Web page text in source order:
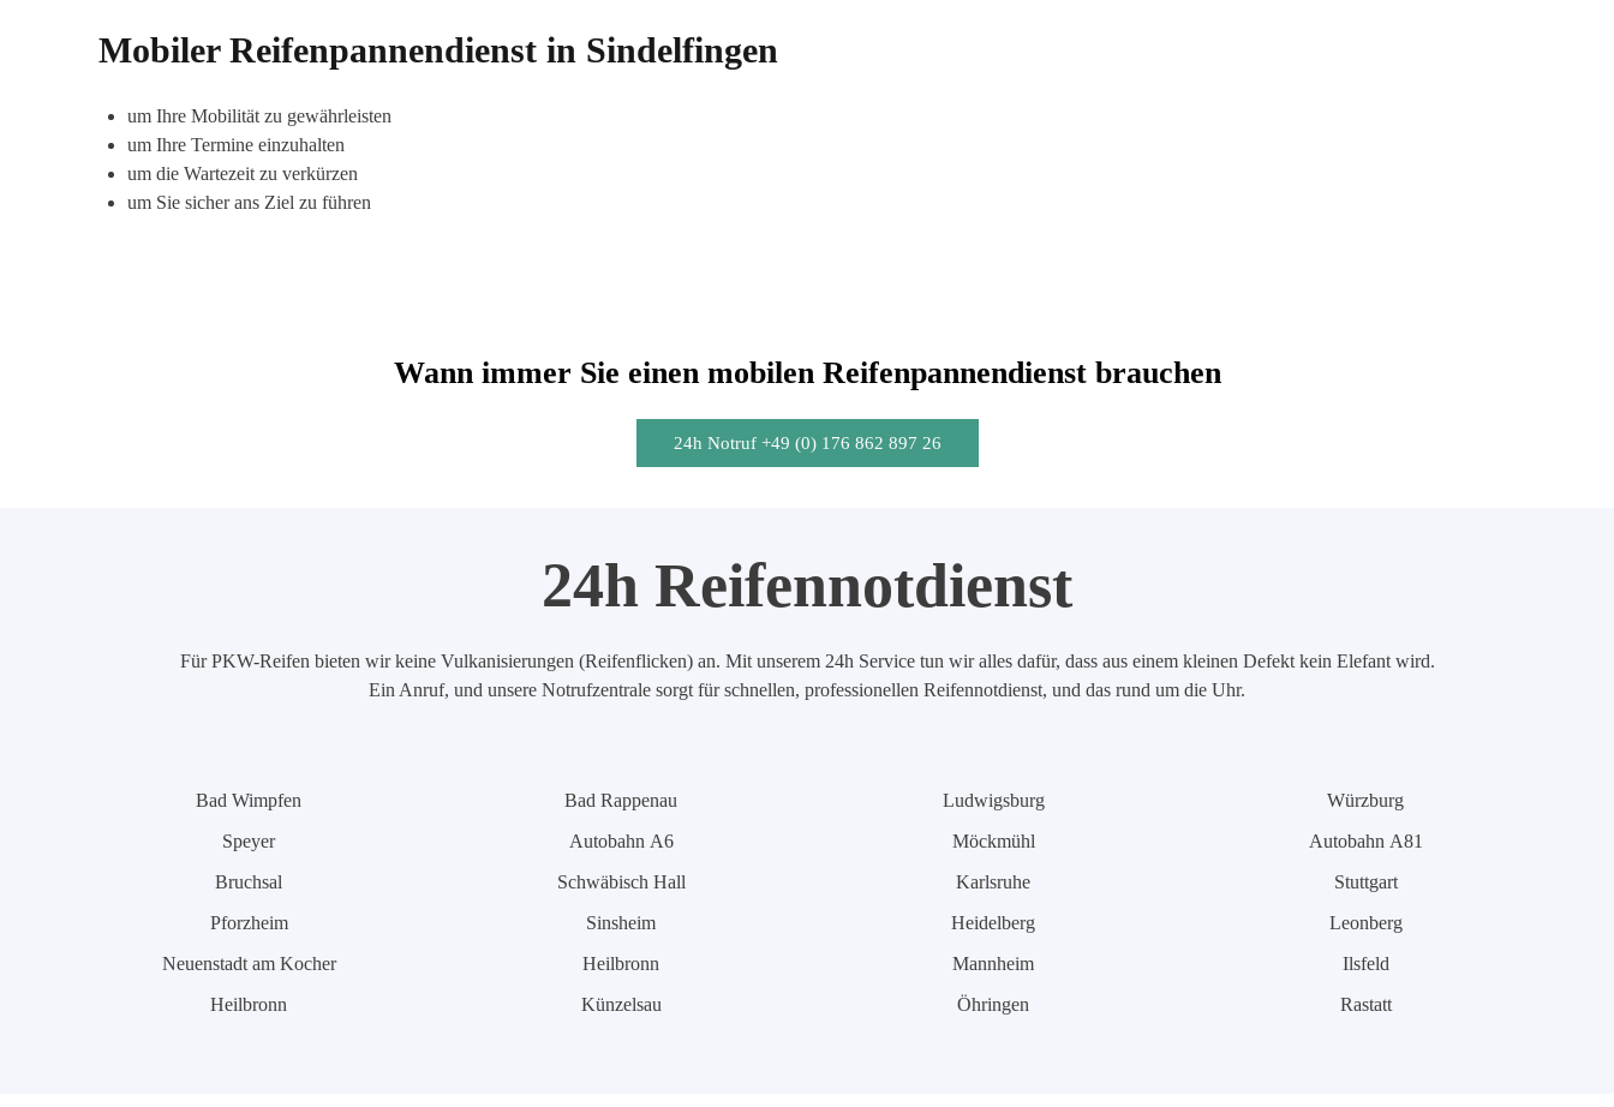
Mobiler Reifenpannendienst in Sindelfingen
um Ihre Mobilität zu gewährleisten
um Ihre Termine einzuhalten
um die Wartezeit zu verkürzen
um Sie sicher ans Ziel zu führen
Wann immer Sie einen mobilen Reifenpannendienst brauchen
24h Notruf +49 (0) 176 862 897 26
24h Reifennotdienst
Für PKW-Reifen bieten wir keine Vulkanisierungen (Reifenflicken) an. Mit unserem 24h Service tun wir alles dafür, dass aus einem kleinen Defekt kein Elefant wird.
Ein Anruf, und unsere Notrufzentrale sorgt für schnellen, professionellen Reifennotdienst, und das rund um die Uhr.
Bad Wimpfen
Speyer
Bruchsal
Pforzheim
Neuenstadt am Kocher
Heilbronn
Bad Rappenau
Autobahn A6
Schwäbisch Hall
Sinsheim
Heilbronn
Künzelsau
Ludwigsburg
Möckmühl
Karlsruhe
Heidelberg
Mannheim
Öhringen
Würzburg
Autobahn A81
Stuttgart
Leonberg
Ilsfeld
Rastatt